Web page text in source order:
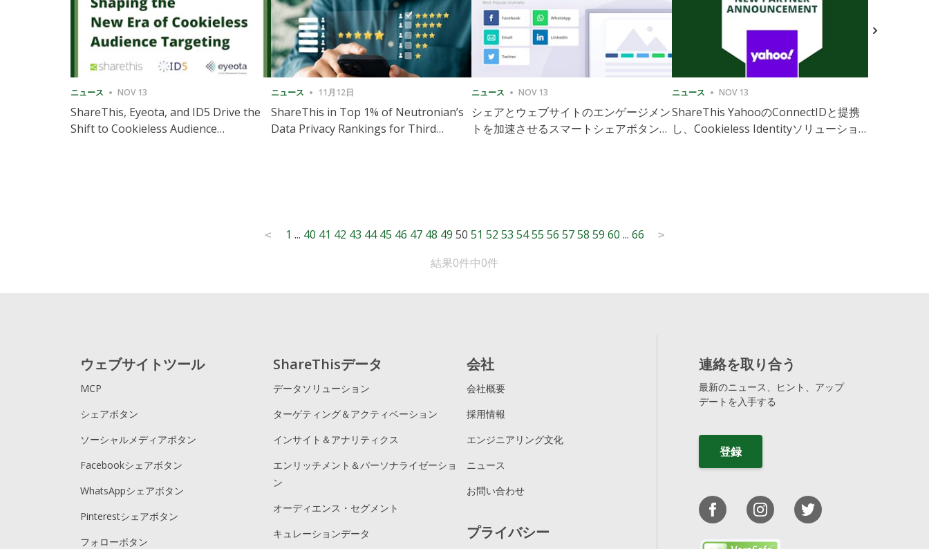
ニュース NOV 13
ShareThis, Eyeota, and ID5 Drive the
Shift to Cookieless Audience
ニュース 11月12日
ShareThis in Top 1% of Neutronian’s
Data Privacy Rankings for Third
ニュース NOV 13
シェアとウェブサイトのエンゲージメン
トを加速させるスマートシェアボタンの
ニュース NOV 13
ShareThis YahooのConnectIDと提携
し、Cookieless Identityソリューション
< 1 ... 40 41 42 43 44 45 46 47 48 49 50 51 52 53 54 55 56 57 58 59 60 ... 66 >
結果0件中0件
ウェブサイトツール
MCP
シェアボタン
ソーシャルメディアボタン
Facebookシェアボタン
WhatsAppシェアボタン
Pinterestシェアボタン
フォローボタン
ShareThisデータ
データソリューション
ターゲティング＆アクティベーション
インサイト＆アナリティクス
エンリッチメント＆パーソナライゼーショ
ン
オーディエンス・セグメント
キュレーションデータ
会社
会社概要
採用情報
エンジニアリング文化
ニュース
お問い合わせ
プライバシー
連絡を取り合う
最新のニュース、ヒント、アップ
デートを入手する
登録